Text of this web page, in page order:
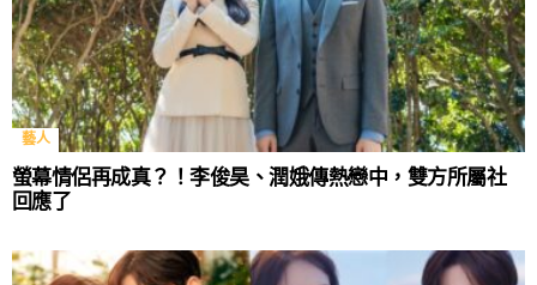
藝人
螢幕情侶再成真？！李俊昊、潤娥傳熱戀中，雙方所屬社
回應了